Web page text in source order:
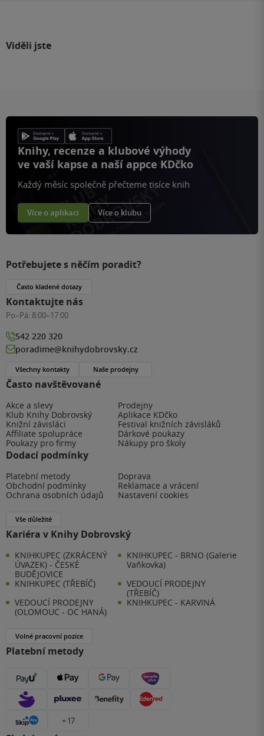
Viděli jste
Knihy, recenze a klubové výhody
ve vaší kapse a naší appce KDčko
Každý měsíc společně přečteme tisíce knih
Více o aplikaci Více o klubu
Často navštěvované
Akce a slevy
Prodejny
Klub Knihy Dobrovský
Aplikace KDčko
Knižní závisláci
Festival knižních závisláků
Affiliate spolupráce
Dárkové poukazy
Poukazy pro firmy
Nákupy pro školy
Dodací podmínky
Platební metody
Doprava
Obchodní podmínky
Reklamace a vrácení
Ochrana osobních údajů
Nastavení cookies
Vše důležité
Kariéra v Knihy Dobrovský
KNIHKUPEC (ZKRÁCENÝ
ÚVAZEK) - ČESKÉ
BUDĚJOVICE
KNIHKUPEC - BRNO (Galerie
Vaňkovka)
KNIHKUPEC (TŘEBÍČ)
VEDOUCÍ PRODEJNY
(TŘEBÍČ)
VEDOUCÍ PRODEJNY
(OLOMOUC - OC HANÁ)
KNIHKUPEC - KARVINÁ
Volné pracovní pozice
Platební metody
+ 17
Potřebujete s něčím poradit?
Často kladené dotazy
Kontaktujte nás
Po–Pá: 8:00–17:00
542 220 320
poradime@knihydobrovsky.cz
Všechny kontakty Naše prodejny